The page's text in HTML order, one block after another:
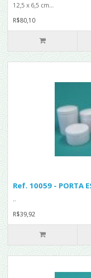
12,5 x 6,5 cm...
R$80,10
Ref. 10059 - PORTA
..
R$39,92